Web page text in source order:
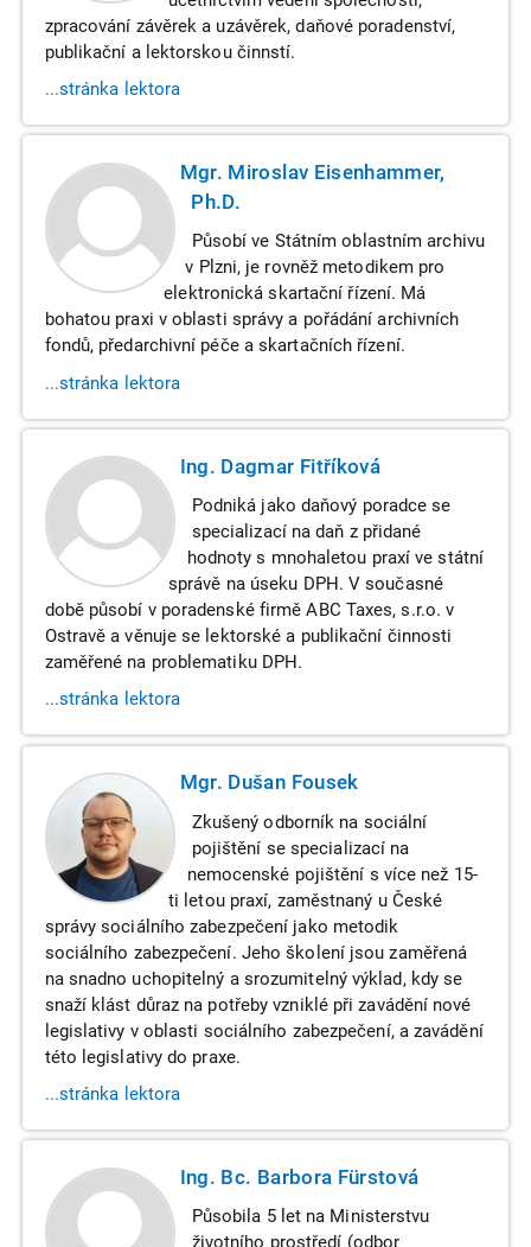
zpracování závěrek a uzávěrek, daňové poradenství,
publikační a lektorskou činnstí.
...stránka lektora
Mgr. Miroslav Eisenhammer,
Ph.D.
Působí ve Státním oblastním archivu
v Plzni, je rovněž metodikem pro
elektronická skartační řízení. Má
bohatou praxi v oblasti správy a pořádání archivních
fondů, předarchivní péče a skartačních řízení.
...stránka lektora
Ing. Dagmar Fitříková
Podniká jako daňový poradce se
specializací na daň z přidané
hodnoty s mnohaletou praxí ve státní
správě na úseku DPH. V současné
době působí v poradenské firmě ABC Taxes, s.r.o. v
Ostravě a věnuje se lektorské a publikační činnosti
zaměřené na problematiku DPH.
...stránka lektora
Mgr. Dušan Fousek
Zkušený odborník na sociální
pojištění se specializací na
nemocenské pojištění s více než 15-
ti letou praxí, zaměstnaný u České
správy sociálního zabezpečení jako metodik
sociálního zabezpečení. Jeho školení jsou zaměřená
na snadno uchopitelný a srozumitelný výklad, kdy se
snaží klást důraz na potřeby vzniklé při zavádění nové
legislativy v oblasti sociálního zabezpečení, a zavádění
této legislativy do praxe.
...stránka lektora
Ing. Bc. Barbora Fürstová
Působila 5 let na Ministerstvu
životního prostředí (odbor